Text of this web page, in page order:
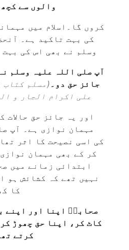
والوں سے
کروں گا۔اسلام میں
کی بہت تاکید ہے۔
وسلم نے بھی اس کی
آپ صلی اللہ علیہ وسلم
جائز حق دو۔ (مسلم کتاب
علی اکرام الجار و
اور یہ جائز حق حالات
مہمان نوازی ہے۔ آپ
کی اسی نصیحت کا اثر
کر کے بھی مہمان
ابتدائی زمانے میں
نہیں تھے کہ کشائش ہو
کا
صحابہؓ اپنا اور اپنے
کاٹ کر، اپنا حق چھوڑ
کرتے